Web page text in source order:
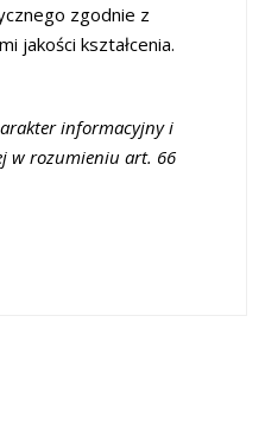
zgodnie z
jakości kształcenia.
informacyjny i
w rozumieniu art. 66